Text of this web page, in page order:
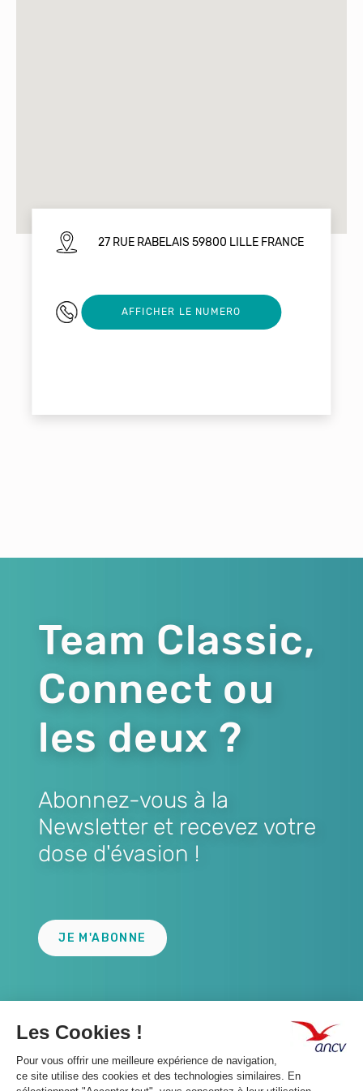
27 RUE RABELAIS 59800 LILLE FRANCE
0770595793
AFFICHER LE NUMERO
Team Classic,
Connect ou
les deux ?
Abonnez-vous à la
Newsletter et recevez votre
dose d'évasion !
JE M'ABONNE